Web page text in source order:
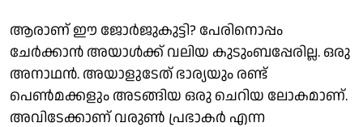
ആരാണ് ഈ ജോർജുകുട്ടി? പേരിനൊപ്പം
ചേർക്കാൻ അയാൾക്ക് വലിയ കുടുംബപ്പേരില്ല. ഒരു
അനാഥൻ. അയാളുടേത് ഭാര്യയും രണ്ട്
പെൺമക്കളും അടങ്ങിയ ഒരു ചെറിയ ലോകമാണ്.
അവിടേക്കാണ് വരുൺ പ്രഭാകർ എന്ന